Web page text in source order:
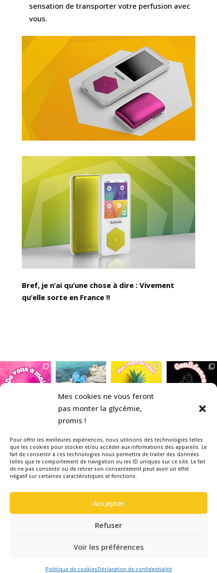
Mes cookies ne vous feront
pas monter la glycémie,
promis !
Pour offrir les meilleures expériences, nous utilisons des technologies telles
que les cookies pour stocker et/ou accéder aux informations des appareils. Le
fait de consentir à ces technologies nous permettra de traiter des données
telles que le comportement de navigation ou les ID uniques sur ce site. Le fait
de ne pas consentir ou de retirer son consentement peut avoir un effet
négatif sur certaines caractéristiques et fonctions.
Accepter
Refuser
Voir les préférences
Politique de cookiesDéclaration de confidentialité
sensation de transporter votre perfusion avec
vous.
Bref, je n’ai qu’une chose à dire : Vivement
qu’elle sorte en France !!
Veuillez noter que la La Belle & le
Diabète est un blog indépendant,
réalisé bénévolement par une
patiente diabétique de type 1, pour
informer et sensibiliser autour du
Diabète. Aucun de ces articles n’a été
Mentions légales |Gisèle Design– 2016